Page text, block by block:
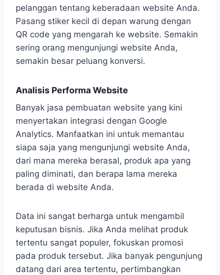
pelanggan tentang keberadaan website Anda.
Pasang stiker kecil di depan warung dengan
QR code yang mengarah ke website. Semakin
sering orang mengunjungi website Anda,
semakin besar peluang konversi.
Analisis Performa Website
Banyak jasa pembuatan website yang kini
menyertakan integrasi dengan Google
Analytics. Manfaatkan ini untuk memantau
siapa saja yang mengunjungi website Anda,
dari mana mereka berasal, produk apa yang
paling diminati, dan berapa lama mereka
berada di website Anda.
Data ini sangat berharga untuk mengambil
keputusan bisnis. Jika Anda melihat produk
tertentu sangat populer, fokuskan promosi
pada produk tersebut. Jika banyak pengunjung
datang dari area tertentu, pertimbangkan